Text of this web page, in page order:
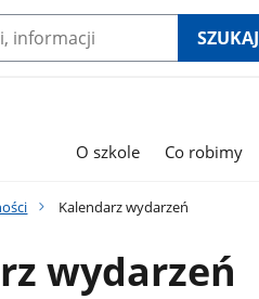
SZUKAJ
O szkole Co robimy
Kalendarz wydarzeń
wydarzeń